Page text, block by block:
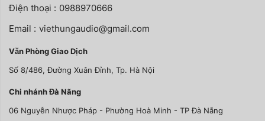
Điện thoại : 0988970666
Email : viethungaudio@gmail.com
Văn Phòng Giao Dịch
Số 8/486, Đường Xuân Đỉnh, Tp. Hà Nội
Chi nhánh Đà Nãng
06 Nguyễn Nhược Pháp - Phường Hoà Minh - TP Đà Nẵng